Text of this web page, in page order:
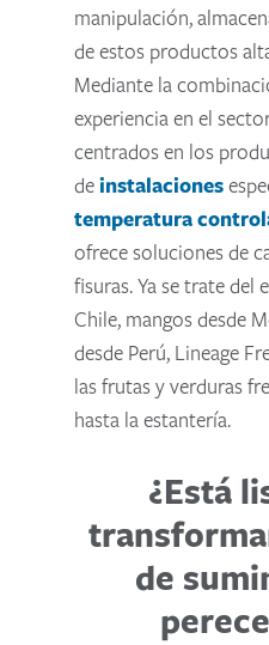
manipulación,
de estos productos
Mediante la
experiencia en el
centrados en los
deinstalaciones
temperatura
ofrece soluciones de
fisuras. Ya se trate del
Chile, mangos desde
desde Perú, Lineage
las frutas y verduras
hasta la estantería.
¿Está
de